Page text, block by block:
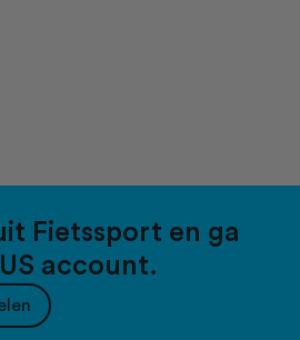
Fietssport en ga
account.